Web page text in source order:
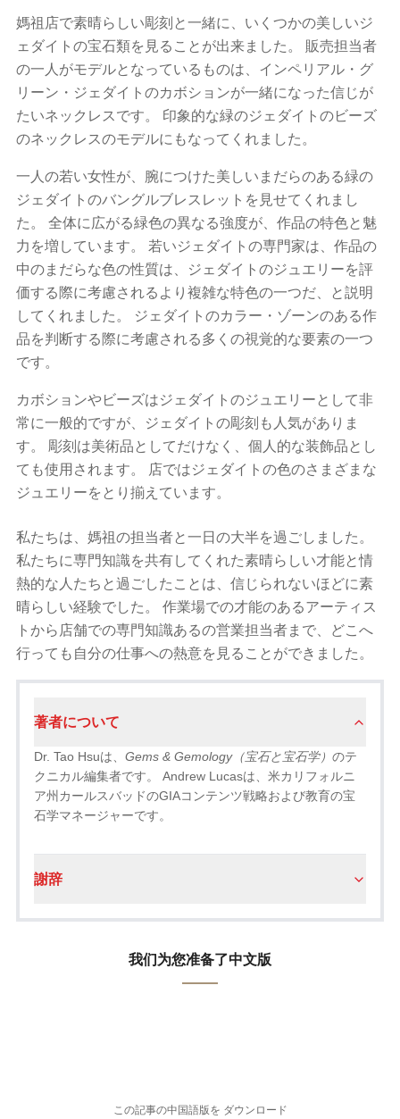
媽祖店で素晴らしい彫刻と一緒に、いくつかの美しいジ
ェダイトの​​宝石類を見ることが出来ました。 販売担当者
の一人がモデルとなっているものは、インペリアル・グ
リーン・ジェダイトのカボションが一緒になった信じが
たいネックレスです。 印象的な緑のジェダイトのビーズ
のネックレスのモデルにもなってくれました。
一人の若い女性が、腕につけた美しいまだらのある緑の
ジェダイトのバングルブレスレットを見せてくれまし
た。 全体に広がる緑色の異なる強度が、作品の特色と魅
力を増しています。 若いジェダイトの専門家は、作品の
中のまだらな色の性質は、ジェダイトのジュエリーを評
価する際に考慮されるより複雑な特色の一つだ、と説明
してくれました。 ジェダイトのカラー・ゾーンのある作
品を判断する際に考慮される多くの視覚的な要素の一つ
です。
カボションやビーズはジェダイトのジュエリーとして非
常に一般的ですが、ジェダイトの彫刻も人気がありま
す。 彫刻は美術品としてだけなく、個人的な装飾品とし
ても使用されます。 店ではジェダイトの色のさまざまな
ジュエリーをとり揃えています。
私たちは、媽祖の担当者と一日の大半を過ごしました。
私たちに専門知識を共有してくれた素晴らしい才能と情
熱的な人たちと過ごしたことは、信じられないほどに素
晴らしい経験でした。 作業場での才能のあるアーティス
トから店舗での専門知識あるの営業担当者まで、どこへ
行っても自分の仕事への熱意を見ることができました。
著者について
Dr. Tao Hsuは、 Gems & Gemology（宝石と宝石学） のテ
クニカル編集者です。 Andrew Lucasは、米カリフォルニ
ア州カールスバッドのGIAコンテンツ戦略および教育の宝
石学マネージャーです。
謝辞
我们为您准备了中文版
この記事の中国語版を ダウンロード